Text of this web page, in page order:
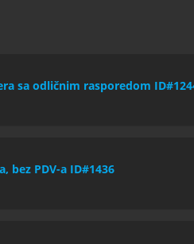
sa odličnim rasporedom
bez PDV-a ID#1436